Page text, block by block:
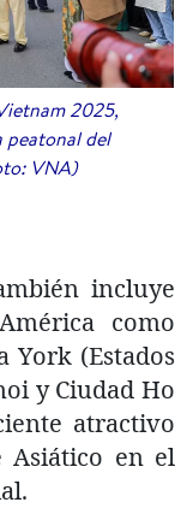
2025,
peatonal del
VNA)
incluye
como
York (Estados
y Ciudad Ho
atractivo
Asiático en el